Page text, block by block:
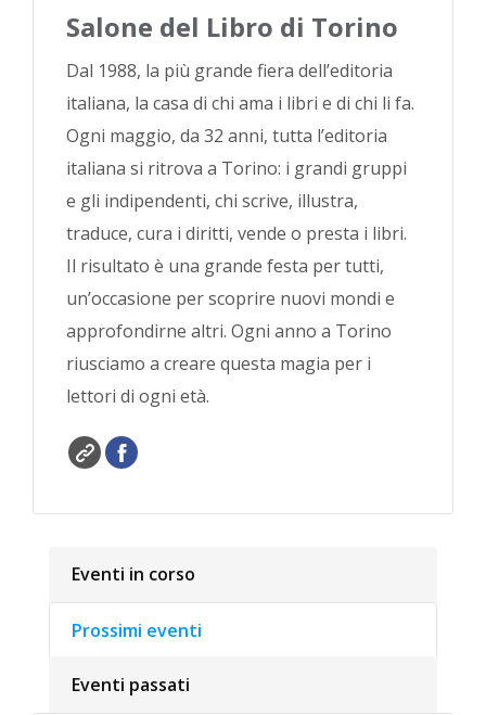
Salone del Libro di Torino
Dal 1988, la più grande fiera dell’editoria
italiana, la casa di chi ama i libri e di chi li fa.
Ogni maggio, da 32 anni, tutta l’editoria
italiana si ritrova a Torino: i grandi gruppi
e gli indipendenti, chi scrive, illustra,
traduce, cura i diritti, vende o presta i libri.
Il risultato è una grande festa per tutti,
un’occasione per scoprire nuovi mondi e
approfondirne altri. Ogni anno a Torino
riusciamo a creare questa magia per i
lettori di ogni età.
Eventi in corso
Prossimi eventi
Eventi passati